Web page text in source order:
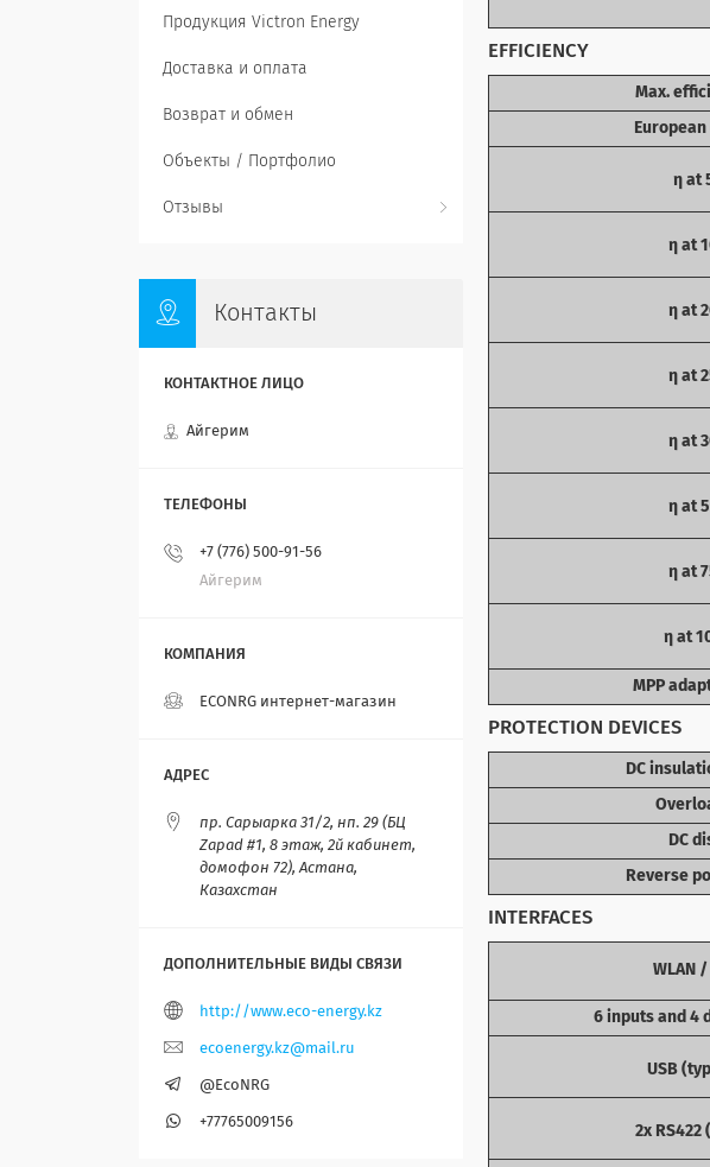
EFFICIENCY
Max.
η at
η at
η at
η at
η at
η at
η at
η at
MPP
PROTECTION DEVICES
DC
DC
Reverse
INTERFACES
WLAN
6 inputs and 4
USB
2x RS422
Продукция Victron Energy
Доставка и оплата
Возврат и обмен
Объекты / Портфолио
Отзывы
Контакты
Айгерим
+7 (776) 500-91-56
Айгерим
ECONRG интернет-магазин
пр. Сарыарка 31/2, нп. 29 (БЦ
Zapad #1, 8 этаж, 2й кабинет,
домофон 72), Астана,
Казахстан
http://www.eco-energy.kz
ecoenergy.kz@mail.ru
@EcoNRG
+77765009156